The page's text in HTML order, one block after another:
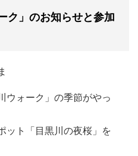
ク」のお知らせと参加
ウォーク」の季節がやっ
ット「目黒川の夜桜」を